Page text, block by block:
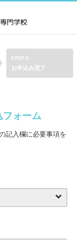
STEP 3
お申込み完了
フォーム
記入欄に必要事項を